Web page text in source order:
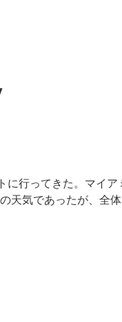
に行ってきた。マイ
天気であったが、全